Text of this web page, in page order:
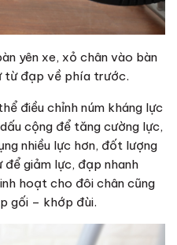
yên xe, xỏ chân vào bàn
từ đạp về phía trước.
điều chỉnh núm kháng lực
cộng để tăng cường lực,
nhiều lực hơn, đốt lượng
giảm lực, đạp nhanh
hoạt cho đôi chân cũng
gối – khớp đùi.